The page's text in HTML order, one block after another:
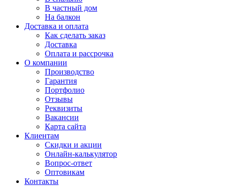
В частный дом
На балкон
Доставка и оплата
Как сделать заказ
Доставка
Оплата и рассрочка
О компании
Производство
Гарантия
Портфолио
Отзывы
Реквизиты
Вакансии
Карта сайта
Клиентам
Скидки и акции
Онлайн-калькулятор
Вопрос-ответ
Оптовикам
Контакты